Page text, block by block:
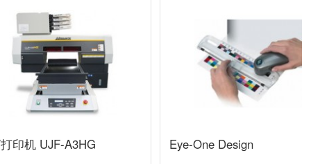
印机 UJF-A3HG Eye-One Design